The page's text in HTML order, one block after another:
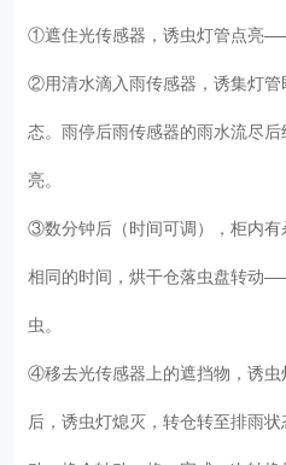
①遮住光传感器，诱虫灯管点亮
②用清水滴入雨传感器，诱集灯管
态。雨停后雨传感器的雨水流尽
亮。
③数分钟后（时间可调），柜内
相同的时间，烘干仓落虫盘转动
虫。
④移去光传感器上的遮挡物，诱虫
后，诱虫灯熄灭，转仓转至排雨